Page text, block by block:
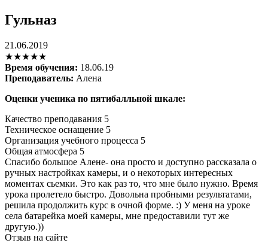
Гульназ
21.06.2019
★★★★★
Время обучения: 18.06.19
Преподаватель: Алена
Оценки ученика по пятибалльной шкале:
Качество преподавания 5
Техническое оснащение 5
Организация учебного процесса 5
Общая атмосфера 5
Спасибо большое Алене- она просто и доступно рассказала о
ручных настройках камеры, и о некоторых интересных
моментах сьемки. Это как раз то, что мне было нужно. Время
урока пролетело быстро. Довольна пробными результатами,
решила продолжить курс в очной форме. :) У меня на уроке
села батарейка моей камеры, мне предоставили тут же
другую.))
Отзыв на сайте